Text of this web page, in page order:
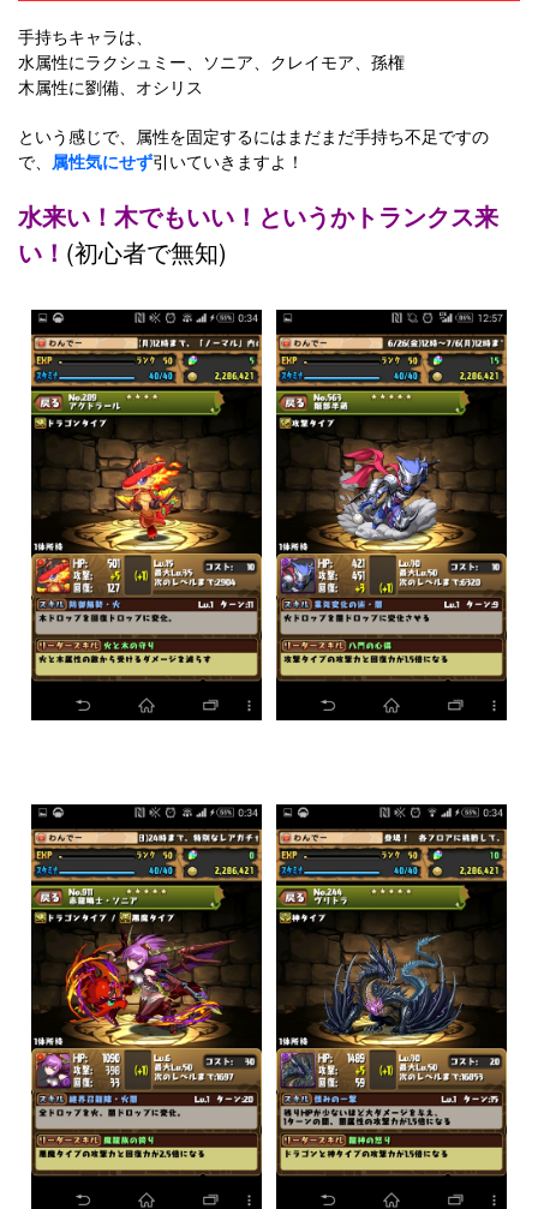
手持ちキャラは、
水属性にラクシュミー、ソニア、クレイモア、孫権
木属性に劉備、オシリス
という感じで、属性を固定するにはまだまだ手持ち不足ですの
で、 属性気にせず引いていきますよ！
水来い！木でもいい！というかトランクス来
い！ (初心者で無知)